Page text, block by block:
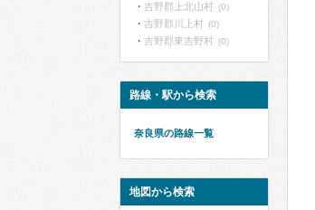
吉野郡上北山村 (0)
吉野郡川上村 (0)
吉野郡東吉野村 (0)
路線・駅から検索
奈良県の路線一覧
地図から検索